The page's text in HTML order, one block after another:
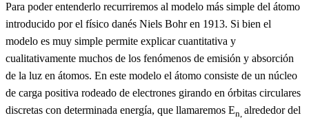
Para poder entenderlo recurriremos al modelo más simple del átomo
introducido por el físico danés Niels Bohr en 1913. Si bien el
modelo es muy simple permite explicar cuantitativa y
cualitativamente muchos de los fenómenos de emisión y absorción
de la luz en átomos. En este modelo el átomo consiste de un núcleo
de carga positiva rodeado de electrones girando en órbitas circulares
discretas con determinada energía, que llamaremos En, alrededor del